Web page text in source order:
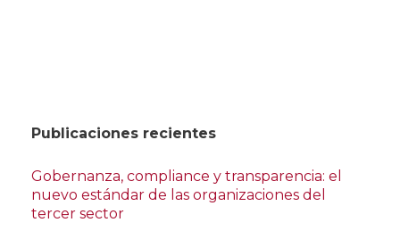
Publicaciones recientes
Gobernanza, compliance y transparencia: el
nuevo estándar de las organizaciones del
tercer sector